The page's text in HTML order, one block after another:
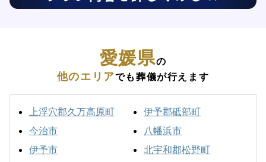
愛媛県の
他のエリアでも葬儀が行えます
上浮穴郡久万高原町
今治市
伊予市
伊予郡砥部町
八幡浜市
北宇和郡松野町